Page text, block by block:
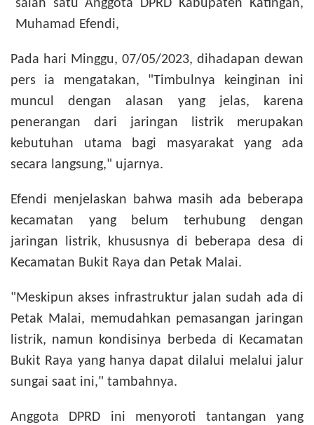
salah satuAnggota DPRD Kabupaten Katingan,
Muhamad Efendi,
Pada hari Minggu, 07/05/2023, dihadapan dewan
pers ia mengatakan, "Timbulnya keinginan ini
muncul dengan alasan yang jelas, karena
penerangan dari jaringan listrik merupakan
kebutuhan utama bagi masyarakatyang ada
secara langsung," ujarnya.
Efendi menjelaskan bahwa masih ada beberapa
kecamatan yang belum terhubung dengan
jaringan listrik, khususnya di beberapa desa di
Kecamatan Bukit Raya dan Petak Malai.
"Meskipun akses infrastruktur jalan sudah ada di
Petak Malai, memudahkan pemasangan jaringan
listrik, namun kondisinya berbeda di Kecamatan
Bukit Raya yang hanya dapat dilalui melalui jalur
sungai saat ini," tambahnya.
Anggota DPRD ini menyoroti tantangan yang